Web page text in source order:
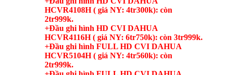
HCVR4108H ( giá NY: 4tr300k): còn
2tr999k.
+Đầu ghi hình HD CVI DAHUA
HCVR4116H ( giá NY: 6tr750k): còn 3tr999k.
+Đầu ghi hình FULL HD CVI DAHUA
HCVR5104H ( giá NY: 4tr560k): còn
2tr999k.